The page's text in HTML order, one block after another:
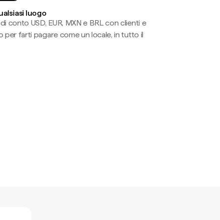
luogo
conto USD, EUR, MXN e BRL con clienti e
farti pagare come un locale, in tutto il